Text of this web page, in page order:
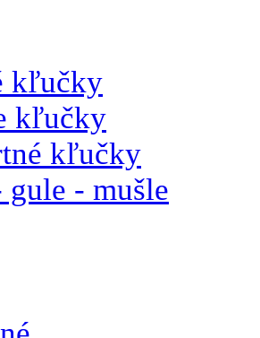
kľučky
kľučky
kľučky
gule - mušle